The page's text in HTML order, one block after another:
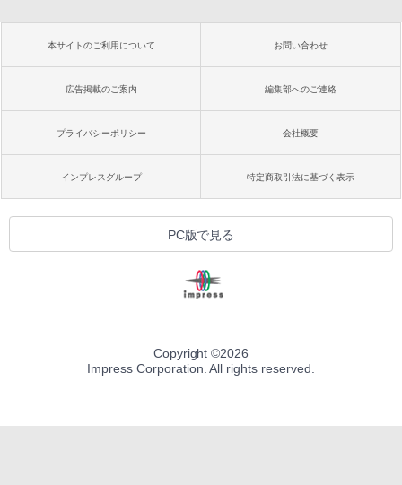
本サイトのご利用について お問い合わせ
広告掲載のご案内 編集部へのご連絡
プライバシーポリシー 会社概要
インプレスグループ 特定商取引法に基づく表示
PC版で見る
Copyright ©2026
Impress Corporation. All rights reserved.